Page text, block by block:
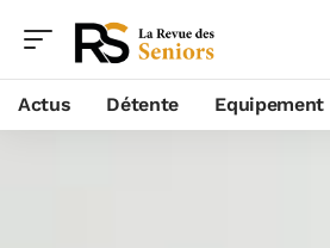
Actus Détente Equipement